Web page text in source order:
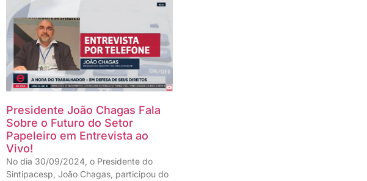
Presidente João Chagas Fala
Sobre o Futuro do Setor
Papeleiro em Entrevista ao
Vivo!
No dia 30/09/2024, o Presidente do
Sintipacesp, João Chagas, participou do